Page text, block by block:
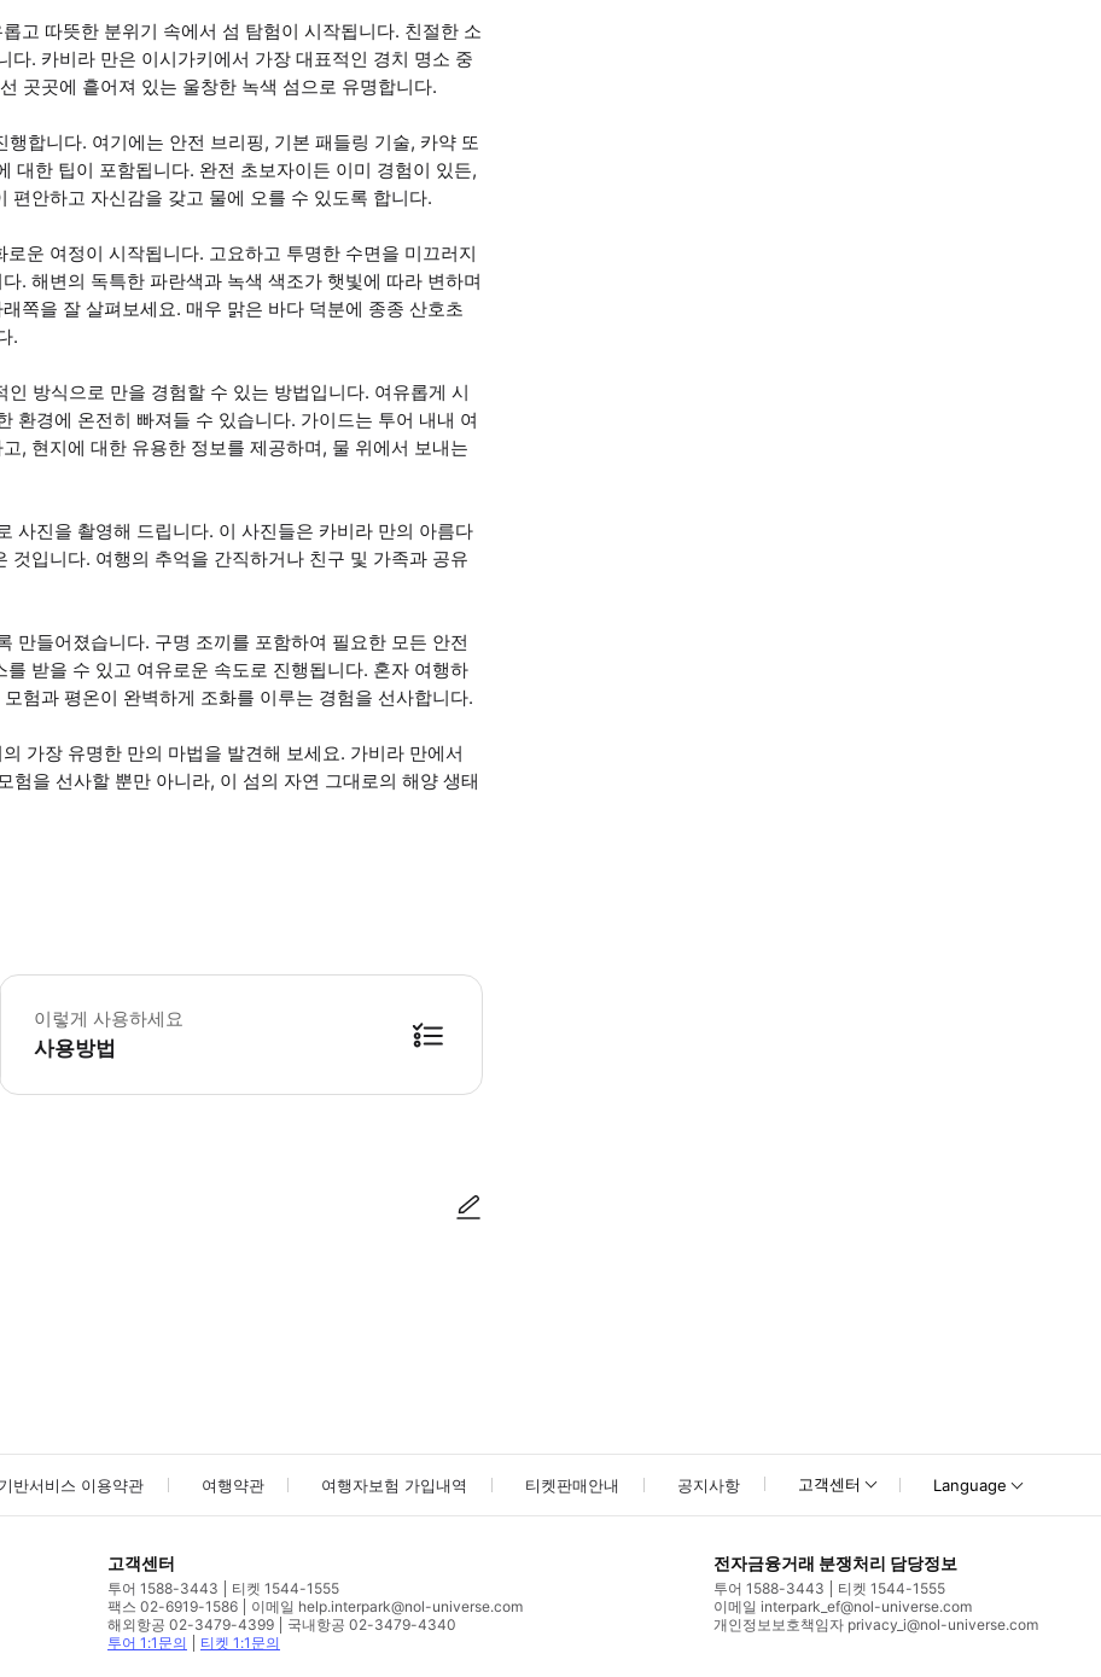
고 따뜻한 분위기 속에서 섬 탐험이 시작됩니다. 친절한 소
. 카비라 만은 이시가키에서 가장 대표적인 경치 명소 중
곳곳에 흩어져 있는 울창한 녹색 섬으로 유명합니다.
합니다. 여기에는 안전 브리핑, 기본 패들링 기술, 카약 또
대한 팁이 포함됩니다. 완전 초보자이든 이미 경험이 있든,
안하고 자신감을 갖고 물에 오를 수 있도록 합니다.
운 여정이 시작됩니다. 고요하고 투명한 수면을 미끄러지
. 해변의 독특한 파란색과 녹색 색조가 햇빛에 따라 변하며
쪽을 잘 살펴보세요. 매우 맑은 바다 덕분에 종종 산호초
.
방식으로 만을 경험할 수 있는 방법입니다. 여유롭게 시
환경에 온전히 빠져들 수 있습니다. 가이드는 투어 내내 여
, 현지에 대한 유용한 정보를 제공하며, 물 위에서 보내는
사진을 촬영해 드립니다. 이 사진들은 카비라 만의 아름다
입니다. 여행의 추억을 간직하거나 친구 및 가족과 공유
만들어졌습니다. 구명 조끼를 포함하여 필요한 모든 안전
받을 수 있고 여유로운 속도로 진행됩니다. 혼자 여행하
험과 평온이 완벽하게 조화를 이루는 경험을 선사합니다.
가장 유명한 만의 마법을 발견해 보세요. 가비라 만에서
을 선사할 뿐만 아니라, 이 섬의 자연 그대로의 해양 생태
【중요 참고 사항】 안전하고 즐거운 경험을 위해 읽어주시기 바랍니다. 참여 요건 연령: 스탠드업 패들보드 3~59세 / 카누 3~65세. 참여 불가: 임산부, 만
이렇게 사용하세요
사용방법
반서비스 이용약관 여행약관 여행자보험 가입내역 티켓판매안내 공지사항 고객센터 Language
고객센터
투어 1588-3443
티켓 1544-1555
팩스 02-6919-1586
이메일 help.interpark@nol-universe.com
해외항공 02-3479-4399
국내항공 02-3479-4340
투어 1:1문의
티켓 1:1문의
전자금융거래 분쟁처리 담당정보
투어 1588-3443
티켓 1544-1555
이메일 interpark_ef@nol-universe.com
개인정보보호책임자 privacy_i@nol-universe.com